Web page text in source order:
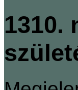
1310.